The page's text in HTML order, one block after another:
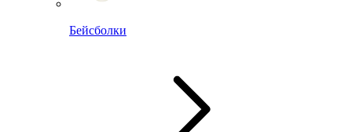
Бейсболки